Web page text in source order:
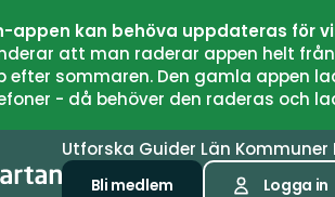
appen kan behöva uppdateras för
att man raderar appen helt
efter sommaren. Den gamla
- då behöver den raderas och
Utforska Guider Län Kommuner
Bli medlem Logga in